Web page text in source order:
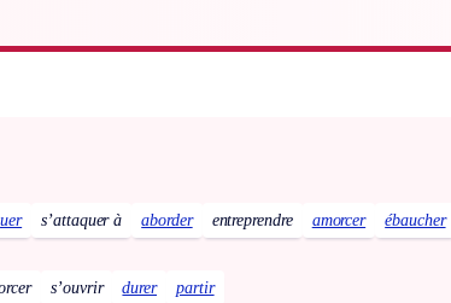
s’attaquer à aborder entreprendre amorcer ébaucher
s’ouvrir durer partir